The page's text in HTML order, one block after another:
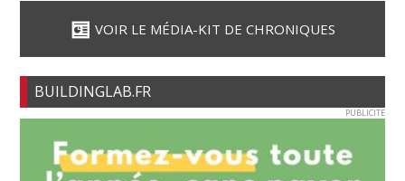
VOIR LE MÉDIA-KIT DE CHRONIQUES
BUILDINGLAB.FR
PUBLICITE